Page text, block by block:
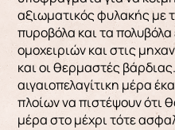
αξιωματικός φυλακής με
πυροβόλα και τα
ομοχειριών και στις
και οι θερμαστές
αιγαιοπελαγίτικη μέρα
πλοίων να πιστέψουν ότι
μέρα στο μέχρι τότε